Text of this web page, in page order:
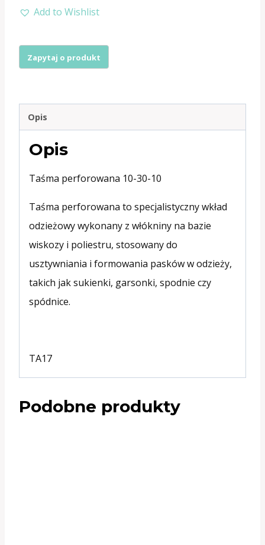
perforowana
30-
5cm,
100mb
Add to Wishlist
Opis
Opis
Taśma perforowana 10-30-10
Taśma perforowana to specjalistyczny wkład
odzieżowy wykonany z włókniny na bazie
wiskozy i poliestru, stosowany do
usztywniania i formowania pasków w odzieży,
takich jak sukienki, garsonki, spodnie czy
spódnice.
TA17
Podobne produkty